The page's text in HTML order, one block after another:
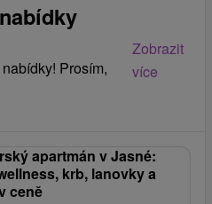
Prosím,
Zobrazit
více
apartmán v Jasné:
krb, lanovky a
ceně